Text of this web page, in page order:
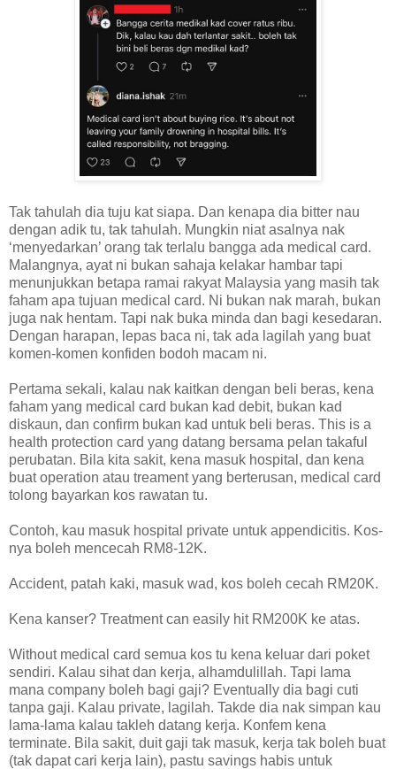
Tak tahulah dia tuju kat siapa. Dan kenapa dia bitter nau
dengan adik tu, tak tahulah. Mungkin niat asalnya nak
‘menyedarkan’ orang tak terlalu bangga ada medical card.
Malangnya, ayat ni bukan sahaja kelakar hambar tapi
menunjukkan betapa ramai rakyat Malaysia yang masih tak
faham apa tujuan medical card. Ni bukan nak marah, bukan
juga nak hentam. Tapi nak buka minda dan bagi kesedaran.
Dengan harapan, lepas baca ni, tak ada lagilah yang buat
komen-komen konfiden bodoh macam ni.
Pertama sekali, kalau nak kaitkan dengan beli beras, kena
faham yang medical card bukan kad debit, bukan kad
diskaun, dan confirm bukan kad untuk beli beras. This is a
health protection card yang datang bersama pelan takaful
perubatan. Bila kita sakit, kena masuk hospital, dan kena
buat operation atau treament yang berterusan, medical card
tolong bayarkan kos rawatan tu.
Contoh, kau masuk hospital private untuk appendicitis. Kos-
nya boleh mencecah RM8-12K.
Accident, patah kaki, masuk wad, kos boleh cecah RM20K.
Kena kanser? Treatment can easily hit RM200K ke atas.
Without medical card semua kos tu kena keluar dari poket
sendiri. Kalau sihat dan kerja, alhamdulillah. Tapi lama
mana company boleh bagi gaji? Eventually dia bagi cuti
tanpa gaji. Kalau private, lagilah. Takde dia nak simpan kau
lama-lama kalau takleh datang kerja. Konfem kena
terminate. Bila sakit, duit gaji tak masuk, kerja tak boleh buat
(tak dapat cari kerja lain), pastu savings habis untuk